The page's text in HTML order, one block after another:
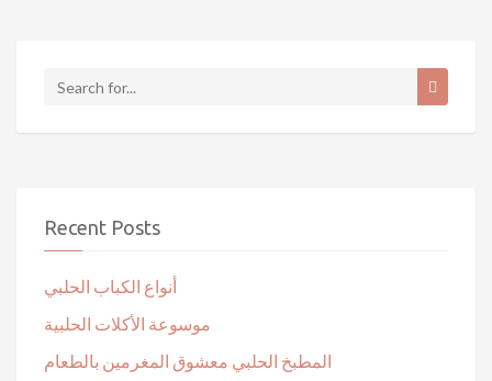
Recent Posts
أنواع الكباب الحلبي
موسوعة الأكلات الحلبية
المطبخ الحلبي معشوق المغرمين بالطعام